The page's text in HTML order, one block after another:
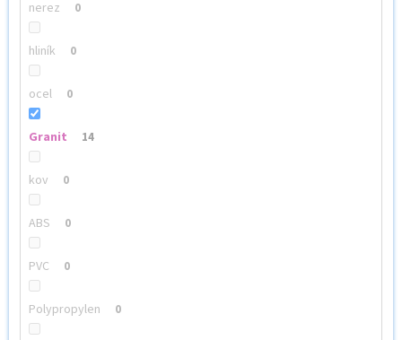
nerez 0
hliník 0
ocel 0
Granit 14
kov 0
ABS 0
PVC 0
Polypropylen 0